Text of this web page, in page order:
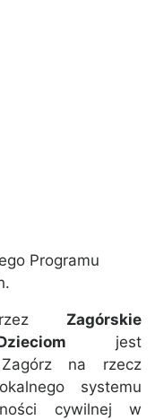
Programu
Zagórskie
jest
na rzecz
systemu
cywilnej w